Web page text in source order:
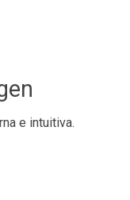
e intuitiva.